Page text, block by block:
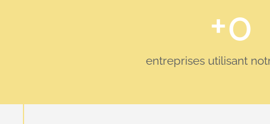
entreprises utilisant
+0